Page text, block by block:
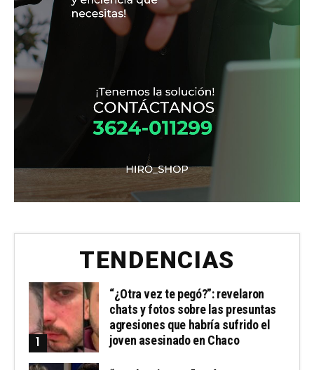
TENDENCIAS
“¿Otra vez te pegó?”: revelaron
chats y fotos sobre las presuntas
agresiones que habría sufrido el
joven asesinado en Chaco